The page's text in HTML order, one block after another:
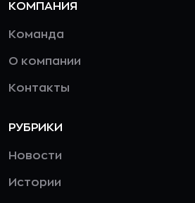
КОМПАНИЯ
Команда
О компании
Контакты
РУБРИКИ
Новости
Истории